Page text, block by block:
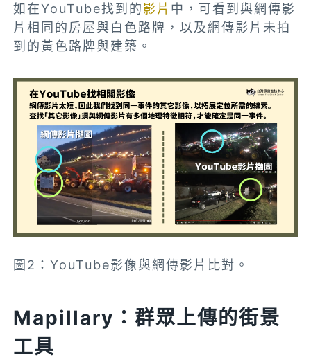
如在YouTube找到的影片 中，可看到與網傳影
片相同的房屋與白色路牌，以及網傳影片未拍
到的黃色路牌與建築。
圖2：YouTube影像與網傳影片比對。
Mapillary：群眾上傳的街景
工具